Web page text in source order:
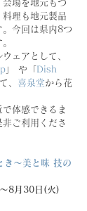
場を地元もづ
料理も地元製品
。今回は県内8つ
ェアとして、
」 や「
Dish
、 喜泉堂から花
体感できるま
ご利用くださ
き～美と味 技の
8月30日(火)